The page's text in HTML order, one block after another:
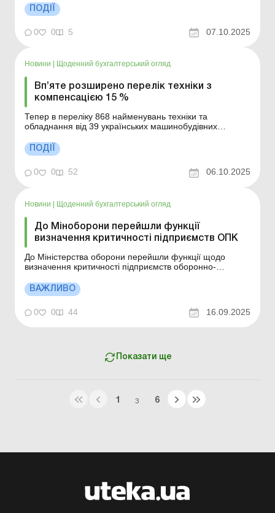
вчинені організованою групою. Обвинувальні акти
скеровано до суду. Більше за темою: Ліцензія на
пальне, алкогольні та тютюнові вироби: порядок отри...
ПОДІЇ
0 0 5 07.10.2025
Новини Щоденний бухгалтерський огляд
Вп’яте розширено перелік техніки з
компенсацією 15 %
Тепер в переліку 868 найменувань техніки та
обладнання від 39 українських машинобудівних
оформити компенсацію вартості комунальних послуг?
Міністерство економіки, довкілля та сільського
господарства розширило перелік української
промислової техніки та ...
ПОДІЇ
0 0 52 06.10.2025
Новини | Щоденний бухгалтерський огляд
До Міноборони перейшли функції
визначення критичності підприємств ОПК
До Міністерства оборони перейшли функції щодо
визначення критичності підприємств оборонно-
працівників у зв’язку з ліквідацією Міністерства з питань
стратегічних галузей промисловості України. Більше за
темою: Зарплатні критерії для бронюванн...
ВАЖЛИВО
0 0 44 16.09.2025
Показати ще
1 З 6